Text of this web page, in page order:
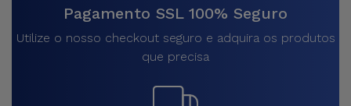
Pagamento SSL 100% Seguro
Utilize o nosso checkout seguro e adquira os produtos
que precisa